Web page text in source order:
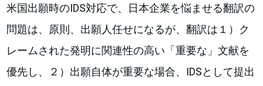
米国出願時のIDS対応で、日本企業を悩ませる翻訳の
問題は、原則、出願人任せになるが、翻訳は１）ク
レームされた発明に関連性の高い「重要な」文献を
優先し、２）出願自体が重要な場合、IDSとして提出